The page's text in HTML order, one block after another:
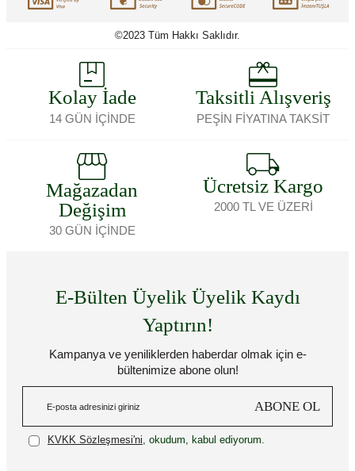
©2023 Tüm Hakkı Saklıdır.
Kolay İade
14 GÜN İÇİNDE
Taksitli Alışveriş
PEŞİN FİYATINA TAKSİT
Mağazadan
Değişim
30 GÜN İÇİNDE
Ücretsiz Kargo
2000 TL VE ÜZERİ
E-Bülten Üyelik Üyelik Kaydı
Yaptırın!
Kampanya ve yeniliklerden haberdar olmak için e-
bültenimize abone olun!
ABONE OL
KVKK Sözleşmesi'ni, okudum, kabul ediyorum.